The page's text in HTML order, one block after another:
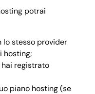
potrai
lo stesso provider
hosting;
registrato
piano hosting (se